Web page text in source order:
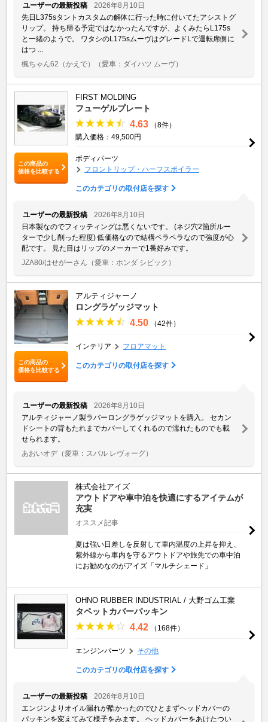
ユーザーの最新投稿
2026年8月10日
先日L375sタントカスタムの解体に行った時に付いてたアシストグ
リップ。 持ち帰る予定ではなかったんですが、よくみたらL175s
と一緒のようで。 ワタシのL175sムーヴはグレードLで運転席側に
はつ ...
楓ちゃん62（かえで）
（愛車：ダイハツ ムーヴ）
この商品の
価格を比較する
FIRST MOLDING
フューゲルプレート
4.63
（8件）
購入価格：49,500円
ボディパーツ
フロントリップ・ハーフスポイラー
このカテゴリの取付店を探す
ユーザーの最新投稿
2026年8月10日
日本製なのでフィッティングは悪くないです。 (ネジ穴2箇所ルー
ターで少し削った程度) 低価格なので結構ペラペラなので強度が心
配です。 見た目はリップのメーカーで1番好みです。
JZA80/はせがーさん （愛車：ホンダ シビック）
この商品の
価格を比較する
アルティジャーノ
ロングラゲッジマット
4.50 （42件）
インテリア フロアマット
このカテゴリの取付店を探す
ユーザーの最新投稿
2026年8月10日
アルティジャーノ製ラバーロングラゲッジマットを購入。 セカン
ドシートの背もたれまでカバーしてくれるので濡れたものでも載
せられます。
あおいオデ（愛車：スバル レヴォーグ）
株式会社アイズ
アウトドアや車中泊を快適にするアイテムが
充実
オススメ記事
夏は強い日差しを反射して車内温度の上昇を抑え、
紫外線から車内を守るアウトドアや旅先での車中泊
にお勧めなのがアイズ「マルチシェード」
OHNO RUBBER INDUSTRIAL / 大野ゴム工業
タペットカバーパッキン
4.42 （168件）
エンジンパーツ その他
このカテゴリの取付店を探す
ユーザーの最新投稿
2026年8月10日
エンジンよりオイル漏れが酷かったのでひとまずヘッドカバーの
パッキンを変えてみて様子をみます。 ヘッドカバーをあけたつい